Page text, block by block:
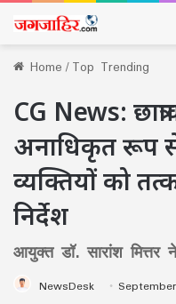
Home/Top Trending
CG News:
अनाधिकृत रूप से
व्यक्तियों को
निर्देश
आयुक्त डॉ. सारांश
NewsDesk